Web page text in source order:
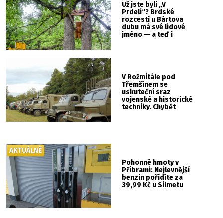
Už jste byli „V
Prdeli“? Brdské
rozcestí u Bártova
dubu má své lidové
jméno — a teď i
V Rožmitále pod
Třemšínem se
uskuteční sraz
vojenské a historické
techniky. Chybět
Pohonné hmoty v
Příbrami: Nejlevnější
benzin pořídíte za
39,99 Kč u Silmetu
AKTUÁLNĚ